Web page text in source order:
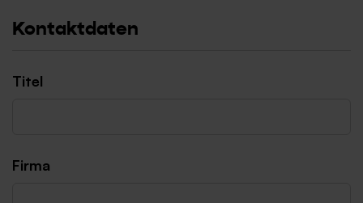
Kontaktdaten
Titel
Firma